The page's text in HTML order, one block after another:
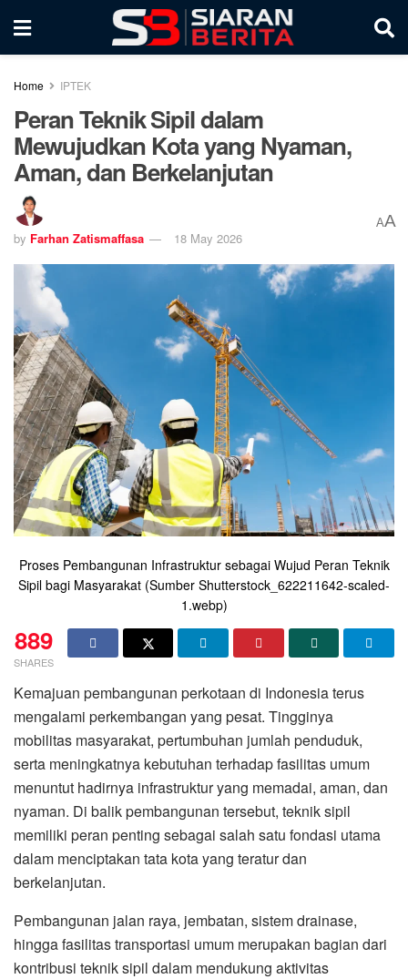
Home IPTEK
Peran Teknik Sipil dalam
Mewujudkan Kota yang Nyaman,
Aman, dan Berkelanjutan
by Farhan Zatismaffasa 18 May 2026
AA
Proses Pembangunan Infrastruktur sebagai Wujud Peran Teknik
Sipil bagi Masyarakat (Sumber Shutterstock_622211642-scaled-
1.webp)
889
SHARES
Kemajuan pembangunan perkotaan di Indonesia terus
mengalami perkembangan yang pesat. Tingginya
mobilitas masyarakat, pertumbuhan jumlah penduduk,
serta meningkatnya kebutuhan terhadap fasilitas umum
menuntut hadirnya infrastruktur yang memadai, aman, dan
nyaman. Di balik pembangunan tersebut, teknik sipil
memiliki peran penting sebagai salah satu fondasi utama
dalam menciptakan tata kota yang teratur dan
berkelanjutan.
Pembangunan jalan raya, jembatan, sistem drainase,
hingga fasilitas transportasi umum merupakan bagian dari
kontribusi teknik sipil dalam mendukung aktivitas